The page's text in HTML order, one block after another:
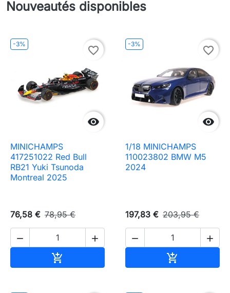
Nouveautés disponibles
-3%

favorite_border
MINICHAMPS
417251022 Red Bull
RB21 Yuki Tsunoda
Montreal 2025
76,58 € 78,95 €
 

-3%

favorite_border
1/18 MINICHAMPS
110023802 BMW M5
2024
197,83 € 203,95 €
 
